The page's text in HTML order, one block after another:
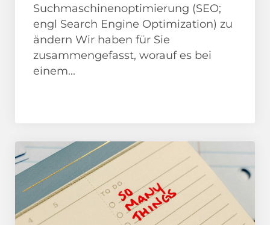
Suchmaschinenoptimierung (SEO;
engl Search Engine Optimization) zu
ändern Wir haben für Sie
zusammengefasst, worauf es bei
einem...